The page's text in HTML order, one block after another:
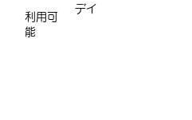
デイ
利用可
能